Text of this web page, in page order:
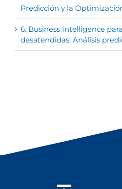
Predicción y la
6. Business Intelligence
desatendidas: Análisis